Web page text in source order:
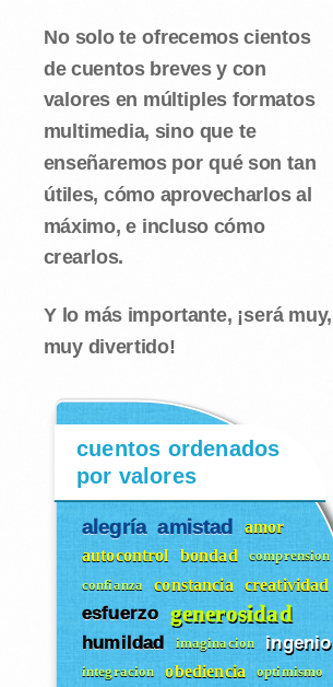
No solo te ofrecemos cientos
de cuentos breves y con
valores en múltiples formatos
multimedia, sino que te
enseñaremos por qué son tan
útiles, cómo aprovecharlos al
máximo, e incluso cómo
crearlos.
Y lo más importante, ¡será muy,
muy divertido!
cuentos ordenados
por valores
alegría amistad amor
autocontrol bondad comprension
confianza constancia creatividad
esfuerzo generosidad
humildad imaginacion ingenio
integracion obediencia optimismo